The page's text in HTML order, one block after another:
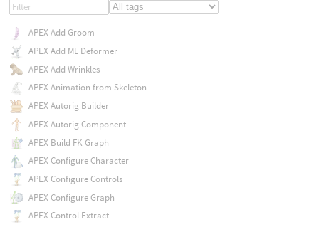
APEX Add Groom
APEX Add ML Deformer
APEX Add Wrinkles
APEX Animation from Skeleton
APEX Autorig Builder
APEX Autorig Component
APEX Build FK Graph
APEX Configure Character
APEX Configure Controls
APEX Configure Graph
APEX Control Extract